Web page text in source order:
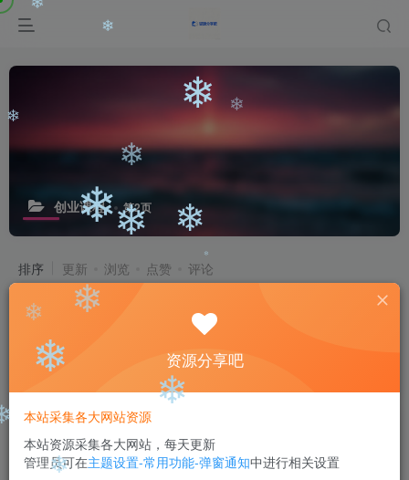
创业课程 第2页
排序 更新 浏览 点赞 评论
看懂就能賺稿费的AI短篇速成课，看完
就上手的网文通关课，让你快速拿到第
一笔稿费(更新8月)
免费资源
手小红书B站百家号等各大平台，稳定
跑通流量与广告变现
免费资源
资源分享吧
本站采集各大网站资源
本站资源采集各大网站，每天更新
管理员可在主题设置-常用功能-弹窗通知中进行相关设置
❄
❄
❄
❄
❄
❄
❄
❄
❄